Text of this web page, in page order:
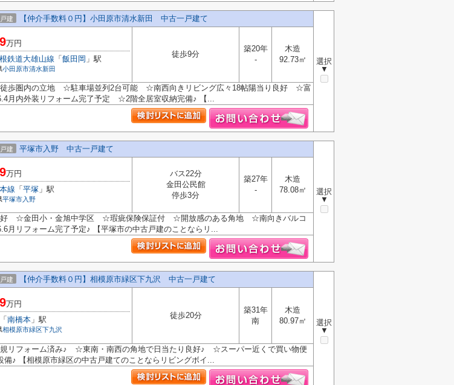
建 【仲介手数料０円】小田原市清水新田 中古一戸建て
選択
▼
万円
鉄道大雄山線 「 飯田岡 」駅
小田原市清水新田
徒歩9分
築20年
-
木造
92.73㎡
徒歩圏内の立地 ☆駐車場並列2台可能 ☆南西向きリビング広々18帖陽当り良好 ☆富
月内外装リフォーム完了予定 ☆2階全居室収納完備♪ 【...
建 平塚市入野 中古一戸建て
選択
▼
万円
線 「 平塚 」駅
平塚市入野
バス22分
金田公民館
停歩3分
築27年
-
木造
78.08㎡
好 ☆金田小・金旭中学区 ☆瑕疵保険保証付 ☆開放感のある角地 ☆南向きバルコ
リフォーム完了予定♪ 【平塚市の中古戸建のことならリ...
建 【仲介手数料０円】相模原市緑区下九沢 中古一戸建て
選択
▼
万円
「 南橋本 」駅
相模原市緑区下九沢
徒歩20分
築31年
南
木造
80.97㎡
規リフォーム済み♪ ☆東南・南西の角地で日当たり良好♪ ☆スーパー近くで買い物便
♪ 【相模原市緑区の中古戸建てのことならリビングボイ...